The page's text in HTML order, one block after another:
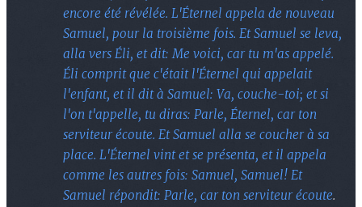
encore été révélée. L'Éternel appela de nouveau
Samuel, pour la troisième fois. Et Samuel se leva,
alla vers Éli, et dit: Me voici, car tu m'as appelé.
Éli comprit que c'était l'Éternel qui appelait
l'enfant, et il dit à Samuel: Va, couche-toi; et si
l'on t'appelle, tu diras: Parle, Éternel, car ton
serviteur écoute. Et Samuel alla se coucher à sa
place. L'Éternel vint et se présenta, et il appela
comme les autres fois: Samuel, Samuel! Et
Samuel répondit: Parle, car ton serviteur écoute.